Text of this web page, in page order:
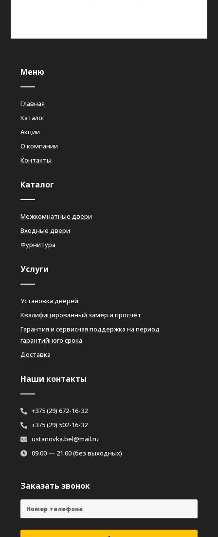
Меню
Главная
Каталог
Акции
О компании
Контакты
Каталог
Межкомнатные двери
Входные двери
Фурнитура
Услуги
Установка дверей
Квалифицированный замер и просчёт
Гарантия и сервисная поддержка на период
гарантийного срока
Доставка
Наши контакты
+375 (29) 672-16-32
+375 (29) 502-16-32
ustanovka.bel@mail.ru
09.00 — 21.00 (без выходных)
Заказать звонок